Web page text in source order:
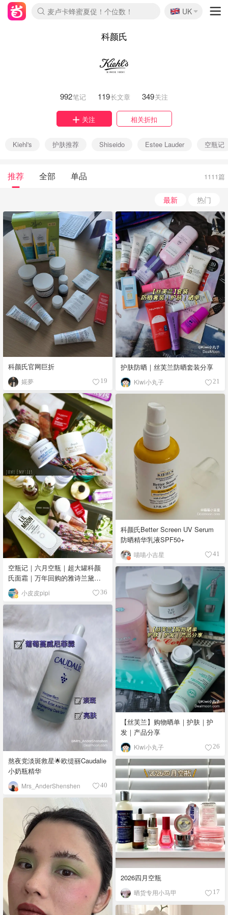
Prada/Miu 4.8折！
🇬🇧
UK
科颜氏
992笔记 119长文章 349关注
关注 相关折扣
Kiehl's 护肤推荐 Shiseido Estee Lauder 空瓶记
推荐 全部 单品 1111篇
最新 热门
科颜氏官网巨折
婲夢 19
护肤防晒｜丝芙兰防晒套装分享
Kiwi小丸子 21
空瓶记｜六月空瓶｜超大罐科颜
氏面霜｜万年回购的雅诗兰黛洁
面｜沐浴露
小皮皮pipi 36
科颜氏Better Screen UV Serum
防晒精华乳液SPF50+
喵喵小吉星 41
【丝芙兰】购物晒单｜护肤｜护
发｜产品分享
Kiwi小丸子 26
熬夜党淡斑救星🌟欧缇丽Caudalie
小奶瓶精华
Mrs_AnderShenshen 40
2026四月空瓶
晒货专用小马甲 17